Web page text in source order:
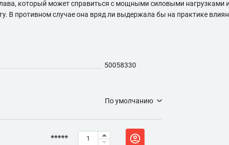
который может справиться с мощными силовыми нагрузками
В противном случае она вряд ли выдержала бы на практике
50058330
По умолчанию
*****